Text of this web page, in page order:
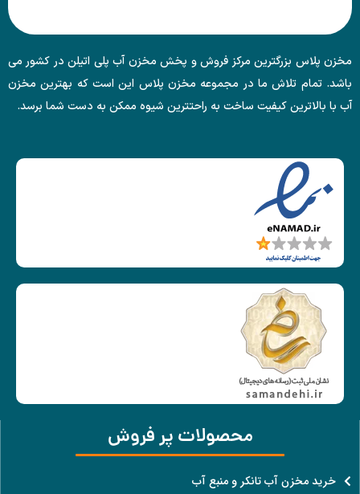
مخزن پلاس بزرگترین مرکز فروش و پخش مخزن آب پلی اتیلن در کشور می
باشد. تمام تلاش ما در مجموعه مخزن پلاس این است که بهترین مخزن
آب با بالاترین کیفیت ساخت به راحتترین شیوه ممکن به دست شما برسد.
محصولات پر فروش
خرید مخزن آب تانکر و منبع آب